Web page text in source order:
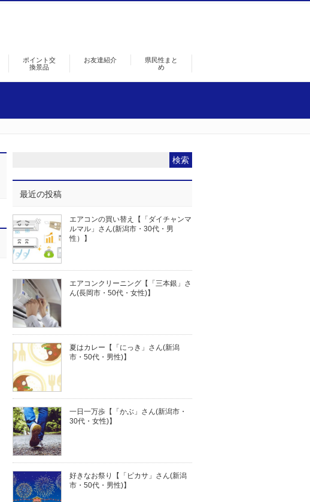
ポイント交
換景品
お友達紹介
県民性まと
め
最近の投稿
エアコンの買い替え【「ダイチャンマ
ルマル」さん(新潟市・30代・男
性）】
エアコンクリーニング【「三本銀」さ
ん(長岡市・50代・女性)】
夏はカレー【「にっき」さん(新潟
市・50代・男性)】
一日一万歩【「かぶ」さん(新潟市・
30代・女性)】
好きなお祭り【「ピカサ」さん(新潟
市・50代・男性)】